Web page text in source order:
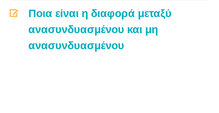
Ποια είναι η διαφορά μεταξύ
ανασυνδυασμένου και μη
ανασυνδυασμένου